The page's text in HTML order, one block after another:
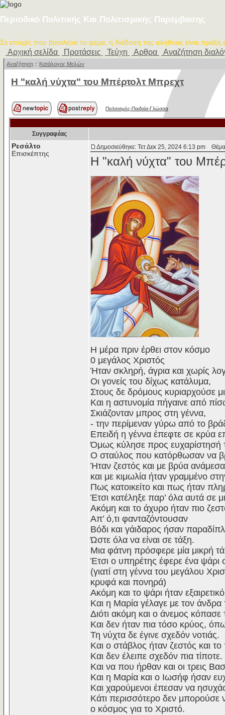
Περιοδικό Πολιτικής Και Πολιτισμικής Παρέμβασης
Σε εποχές που βασιλεύει το ψέμα, η διάδοση της αλήθειας είναι πράξη
Αρχική σελίδα Προτάσεις Τεύχη Αρθρα Αναζήτηση
Αναζήτηση :: Κατάλογος Μελών
Η "καλή νύχτα" του Μπέρτολτ Μπρεχτ
Πολιτισμός-Παιδεία-Γλώσσα
Συγγραφέας
Ρεσάλτο
Επισκέπτης
Δημοσιεύθηκε: Τετ Δεκ 25, 2024 6:13 pm Θέμα
Η "καλή νύχτα" του
Η μέρα πριν έρθει στον κόσμο
0 μεγάλος Χριστός
Ήταν σκληρή, άγρια και χωρίς
Οι γονείς του δίχως κατάλυμα,
Στους δε δρόμους κυριαρχούσε
Και η αστυνομία πήγαινε από
Σκιάζονταν μπρος στη γέννα,
- την περίμεναν γύρω από το
Επειδή η γέννα έπεφτε σε κρύα
Όμως κύλησε προς ευχαρίστησή
Ο σταύλος που κατόρθωσαν να
Ήταν ζεστός και με βρύα
και με κιμωλία ήταν γραμμένο
Πως κατοικείτο και πως ήταν
Έτσι κατέληξε παρ’ όλα αυτά σε
Ακόμη και το άχυρο ήταν πιο
Απ’ ό,τι φανταζόντουσαν
Βόδι και γάιδαρος ήσαν
Ώστε όλα να είναι σε τάξη.
Μια φάτνη πρόσφερε μία μικρή
Έτσι ο υπηρέτης έφερε ένα ψάρι
(γιατί στη γέννα του μεγάλου
κρυφά και πονηρά)
Ακόμη και το ψάρι ήταν
Και η Μαρία γέλαγε με τον άνδρα
Διότι ακόμη και ο άνεμος κόπασε
Και δεν ήταν πια τόσο κρύος,
Τη νύχτα δε έγινε σχεδόν νοτιάς.
Και ο στάβλος ήταν ζεστός και
Και δεν έλειπε σχεδόν πια τίποτε.
Και να που ήρθαν και οι τρεις
Και η Μαρία και ο Ιωσήφ ήσαν
Και χαρούμενοι έπεσαν να
Κάτι περισσότερο δεν μπορούσε
ο κόσμος για το Χριστό.